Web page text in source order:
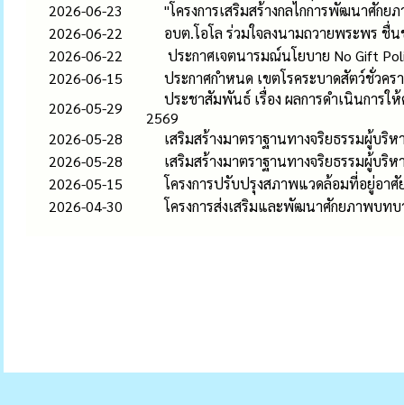
2026-06-23
"โครงการเสริมสร้างกลไกการพัฒนาศัก
2026-06-22
อบต.โอโล ร่วมใจลงนามถวายพระพร
2026-06-22
ประกาศเจตนารมณ์นโยบาย No Gift
2026-06-15
ประกาศกำหนด เขตโรคระบาดสัตว์ชั่วค
2026-05-29
ประชาสัมพันธ์ เรื่อง ผลการดำเนินการ
2569
2026-05-28
เสริมสร้างมาตราฐานทางจริยธรรมผู้บ
2026-05-28
เสริมสร้างมาตราฐานทางจริยธรรมผู้บ
2026-05-15
โครงการปรับปรุงสภาพแวดล้อมที่อยู่อา
2026-04-30
โครงการส่งเสริมและพัฒนาศักยภาพบท